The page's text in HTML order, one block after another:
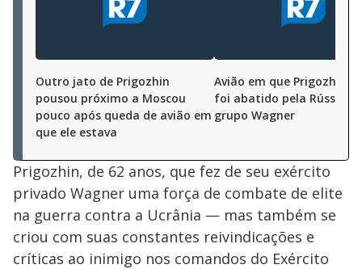
Outro jato de Prigozhin
pousou próximo a Moscou
pouco após queda de avião em
que ele estava
Avião em que Prigozhin
foi abatido pela Rússia,
grupo Wagner
Prigozhin, de 62 anos, que fez de seu exército
privado Wagner uma força de combate de elite
na guerra contra a Ucrânia — mas também se
criou com suas constantes reivindicações e
críticas ao inimigo nos comandos do Exército